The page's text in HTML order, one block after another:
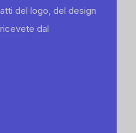
del logo, del design
dal